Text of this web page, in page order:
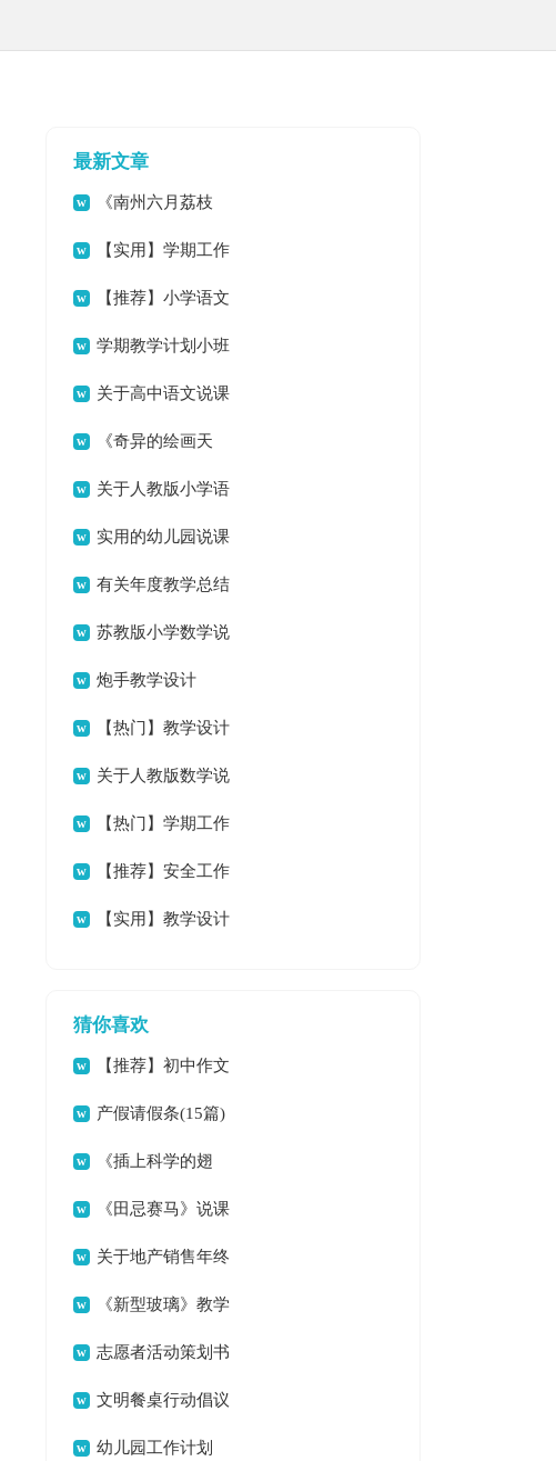
最新文章
《南州六月荔枝
丹》教学设计
【实用】学期工作
计划范文合集10篇
【推荐】小学语文
说课稿范文汇编六篇
学期教学计划小班
合集10篇
关于高中语文说课
稿范文合集七篇
《奇异的绘画天
地》说课稿
关于人教版小学语
文说课稿范文汇编五篇
实用的幼儿园说课
稿大班模板集合六篇
有关年度教学总结
范文集锦八篇
苏教版小学数学说
课稿模板锦集七篇
炮手教学设计
【热门】教学设计
方案模板集合六篇
关于人教版数学说
课稿小学范文集合五篇
【热门】学期工作
计划范文汇编五篇
【推荐】安全工作
计划范文汇总5篇
【实用】教学设计
猜你喜欢
【推荐】初中作文
汇编10篇
产假请假条(15篇)
《插上科学的翅
膀》 教学设计
《田忌赛马》说课
稿 关于地产销售年终
总结合集5篇
《新型玻璃》教学
反思志愿者活动策划书
文明餐桌行动倡议
书 幼儿园工作计划